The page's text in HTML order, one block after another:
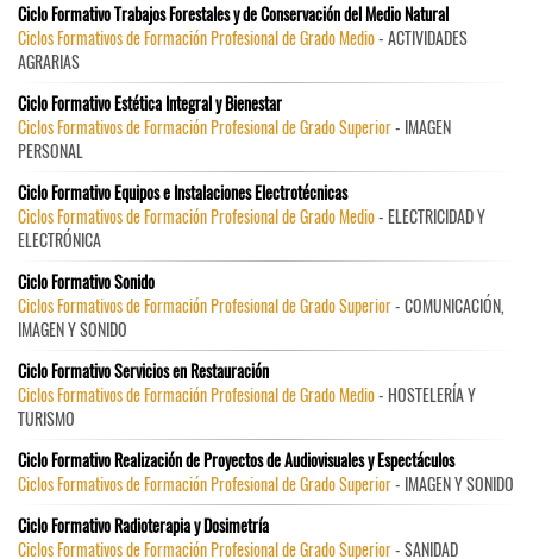
Ciclo Formativo Trabajos Forestales y de Conservación del Medio Natural
Ciclos Formativos de Formación Profesional de Grado Medio- ACTIVIDADES
AGRARIAS
Ciclo Formativo Estética Integral y Bienestar
Ciclos Formativos de Formación Profesional de Grado Superior- IMAGEN
PERSONAL
Ciclo Formativo Equipos e Instalaciones Electrotécnicas
Ciclos Formativos de Formación Profesional de Grado Medio- ELECTRICIDAD Y
ELECTRÓNICA
Ciclo Formativo Sonido
Ciclos Formativos de Formación Profesional de Grado Superior- COMUNICACIÓN,
IMAGEN Y SONIDO
Ciclo Formativo Servicios en Restauración
Ciclos Formativos de Formación Profesional de Grado Medio- HOSTELERÍA Y
TURISMO
Ciclo Formativo Realización de Proyectos de Audiovisuales y Espectáculos
Ciclos Formativos de Formación Profesional de Grado Superior- IMAGEN Y SONIDO
Ciclo Formativo Radioterapia y Dosimetría
Ciclos Formativos de Formación Profesional de Grado Superior- SANIDAD